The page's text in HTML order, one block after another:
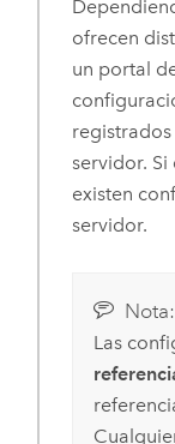
ofrecen
un portal
servidor.
existen
servidor.
Nota:
Las